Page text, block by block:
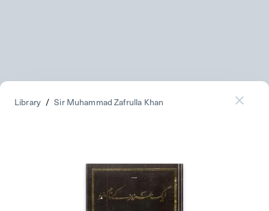
Library / Sir Muhammad Zafrulla Khan